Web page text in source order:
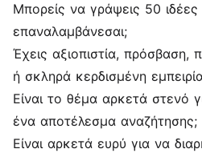
Μπορείς να γράψεις 50
επαναλαμβάνεσαι;
Έχεις αξιοπιστία, πρόσβαση,
ή σκληρά κερδισμένη
Είναι το θέμα αρκετά στενό
ένα αποτέλεσμα αναζήτησης;
Είναι αρκετά ευρύ για να